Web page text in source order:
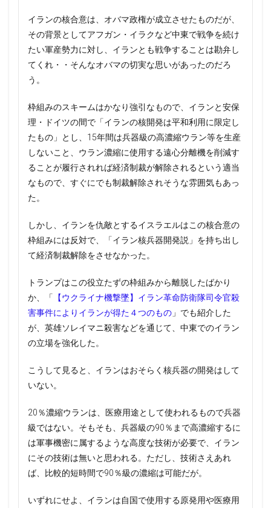
イランの核合意は、オバマ政権が成立させたものだが、
その背景としてアフガン・イラクなど中東で戦争を続け
たい軍産勢力に対し、イランとも戦争することは勘弁し
てくれ・・そんなオバマの切実な思いがあったのだろ
う。
枠組みのスキームはかなり強引なもので、イランと安保
理・ドイツの間で「イランの核開発は平和利用に限定し
たもの」とし、15年間は兵器級の高濃縮ウラン等を生産
しないこと、ウラン濃縮に使用する遠心分離機を削減す
ることが履行されれば経済制裁が解除されるという適当
なもので、すぐにでも制裁解除されそうな雰囲気もあっ
た。
しかし、イランを仇敵とするイスラエルはこの核合意の
枠組みには反対で、「イラン核兵器開発説」を持ち出し
て経済制裁解除をさせなかった。
トランプはこの役立たずの枠組みから離脱したばかり
か、「
【ウクライナ機撃墜】イラン革命防衛隊司令官殺
害事件によりイランが得た４つのもの 」でも紹介した
が、英雄ソレイマニ殺害などを通じて、中東でのイラン
の立場を強化した。
こうして見ると、イランはおそらく核兵器の開発はして
いない。
20％濃縮ウランは、医療用途として使われるもので兵器
級ではない。そもそも、兵器級の90％まで高濃縮するに
は軍事機密に属するような高度な技術が必要で、イラン
にその技術は無いと思われる。ただし、技術さえあれ
ば、比較的短時間で90％級の濃縮は可能だが。
いずれにせよ、イランは自国で使用する原発用や医療用